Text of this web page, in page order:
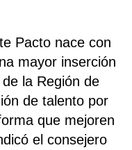
Pacto nace con
mayor inserción
la Región de
de talento por
que mejoren
el consejero